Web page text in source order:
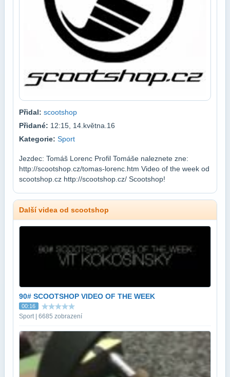
Přidal: scootshop
Přidané: 12:15, 14.května.16
Kategorie: Sport
Jezdec: Tomáš Lorenc Profil Tomáše naleznete zne:
http://scootshop.cz/tomas-lorenc.htm Video of the week od
scootshop.cz http://scootshop.cz/ Scootshop!
Další videa od scootshop
90# SCOOTSHOP VIDEO OF THE WEEK
00:16
Sport | 6685 zobrazení